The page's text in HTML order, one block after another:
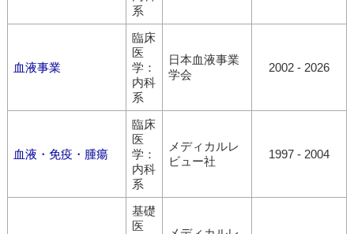
系
血液事業
臨床
医
学：
内科
系
日本血液事業
学会
2002 - 2026
血液・免疫・腫瘍
臨床
医
学：
内科
系
メディカルレ
ビュー社
1997 - 2004
基礎
医